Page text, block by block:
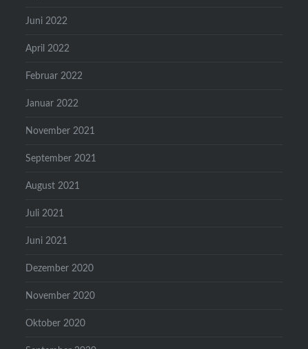
Juni 2022
April 2022
Februar 2022
Januar 2022
November 2021
September 2021
August 2021
Juli 2021
Juni 2021
Dezember 2020
November 2020
Oktober 2020